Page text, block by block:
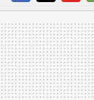
FACEBOOKTWITTER